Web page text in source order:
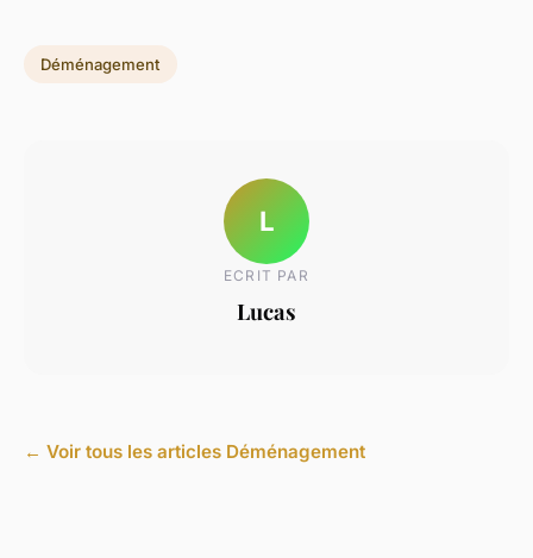
Déménagement
L
ECRIT PAR
Lucas
← Voir tous les articles Déménagement